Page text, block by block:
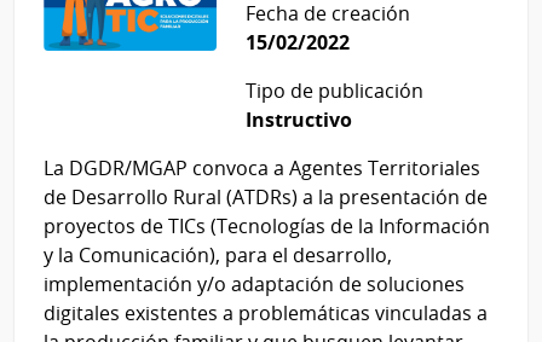
Fecha de creación
15/02/2022
Tipo de publicación
Instructivo
La DGDR/MGAP convoca a Agentes Territoriales
de Desarrollo Rural (ATDRs) a la presentación de
proyectos de TICs (Tecnologías de la Información
y la Comunicación), para el desarrollo,
implementación y/o adaptación de soluciones
digitales existentes a problemáticas vinculadas a